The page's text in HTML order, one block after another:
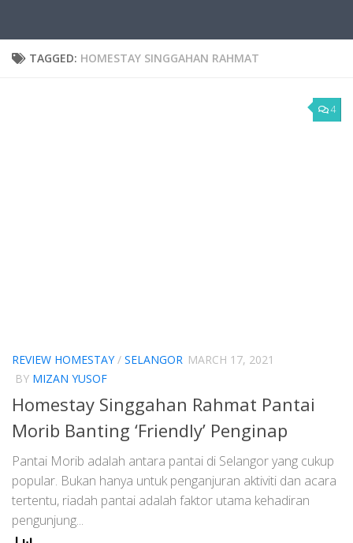
TAGGED: HOMESTAY SINGGAHAN RAHMAT
4
REVIEW HOMESTAY/ SELANGOR MARCH 17, 2021
BY MIZAN YUSOF
Homestay Singgahan Rahmat Pantai
Morib Banting ‘Friendly’ Penginap
Pantai Morib adalah antara pantai di Selangor yang cukup
popular. Bukan hanya untuk penganjuran aktiviti dan acara
tertentu, riadah pantai adalah faktor utama kehadiran
pengunjung...